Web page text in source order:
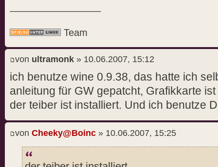
Team
von ultramonk » 10.06.2007, 15:12
ich benutze wine 0.9.38, das hatte ich
anleitung für GW gepatcht, Grafikkarte
der teiber ist installiert. Und ich benutze
von Cheeky@Boinc » 10.06.2007, 15:25